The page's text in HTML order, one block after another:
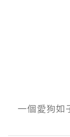
一個愛狗如